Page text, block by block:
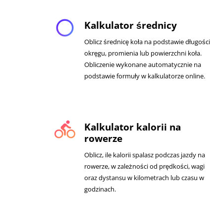
panorama_fish_eye Kalkulator średnicy
Oblicz średnicę koła na podstawie długości
okręgu, promienia lub powierzchni koła.
Obliczenie wykonane automatycznie na
podstawie formuły w kalkulatorze online.
directions_bike
Kalkulator kalorii na
rowerze
Oblicz, ile kalorii spalasz podczas jazdy na
rowerze, w zależności od prędkości, wagi
oraz dystansu w kilometrach lub czasu w
godzinach.